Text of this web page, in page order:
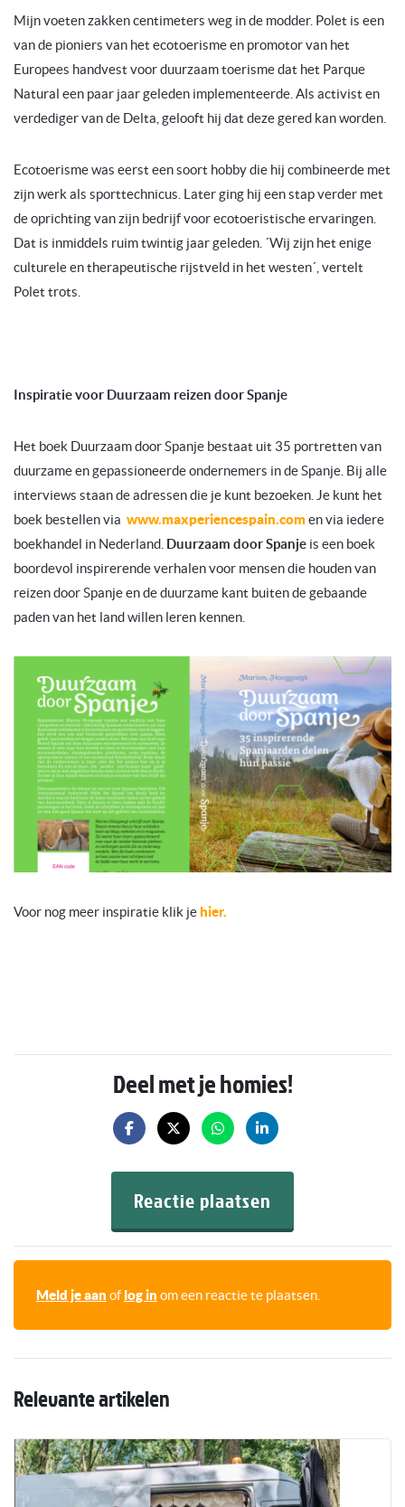
Mijn voeten zakken centimeters weg in de modder. Polet is een
van de pioniers van het ecotoerisme en promotor van het
Europees handvest voor duurzaam toerisme dat het Parque
Natural een paar jaar geleden implementeerde. Als activist en
verdediger van de Delta, gelooft hij dat deze gered kan worden.
Ecotoerisme was eerst een soort hobby die hij combineerde met
zijn werk als sporttechnicus. Later ging hij een stap verder met
de oprichting van zijn bedrijf voor ecotoeristische ervaringen.
Dat is inmiddels ruim twintig jaar geleden. ´Wij zijn het enige
culturele en therapeutische rijstveld in het westen´, vertelt
Polet trots.
Inspiratie voor Duurzaam reizen door Spanje
Het boek Duurzaam door Spanje bestaat uit 35 portretten van
duurzame en gepassioneerde ondernemers in de Spanje. Bij alle
interviews staan de adressen die je kunt bezoeken. Je kunt het
boek bestellen via www.maxperiencespain.comen via iedere
boekhandel in Nederland. Duurzaam door Spanje is een boek
boordevol inspirerende verhalen voor mensen die houden van
reizen door Spanje en de duurzame kant buiten de gebaande
paden van het land willen leren kennen.
Voor nog meer inspiratie klik jehier.
Deel met je homies!
Reactie plaatsen
Meld je aan of log in om een reactie te plaatsen.
Relevante artikelen